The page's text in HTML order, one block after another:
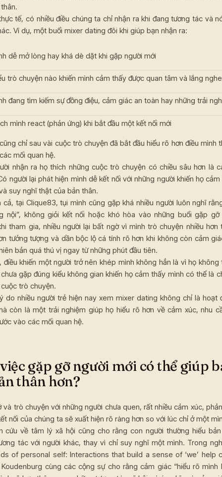
tế, có nhiều điều chúng ta chỉ nhận ra khi đang tương tác và
Ví dụ, một buổi mixer dating đôi khi giúp bạn nhận ra:
dễ mở lòng hay khá dè dặt khi gặp người mới
trò chuyện nào khiến mình cảm thấy được quan tâm và lắng nghe
đang tìm kiếm sự đồng điệu, cảm giác an toàn hay những trải
mình react (phản ứng) khi bắt đầu một kết nối mới
chỉ sau vài cuộc trò chuyện đã bắt đầu hiểu rõ hơn điều mình
mối quan hệ.
nhận ra họ thích những cuộc trò chuyện có chiều sâu hơn là
người lại phát hiện mình dễ kết nối với những người khiến họ
suy nghĩ thật của bản thân.
tại Clique83, tụi mình cũng gặp khá nhiều người luôn nghĩ
nội”, không giỏi kết nối hoặc khó hòa vào những buổi gặp
tham gia, nhiều người lại bất ngờ vì mình trò chuyện nhiều hơn
tưởng tượng và dần bộc lộ cá tính rõ hơn khi không còn cảm
bản quá thú vị ngay từ những phút đầu tiên.
điều khiến một người trở nên khép mình không hẳn là vì họ không
gặp đúng kiểu không gian khiến họ cảm thấy mình có thể là
trò chuyện.
do nhiều người trẻ hiện nay xem mixer dating không chỉ là hoạt
còn là một trải nghiệm giúp họ hiểu rõ hơn về cảm xúc, nhu
vào các mối quan hệ.
gặp gỡ người mới có thể giúp
thân hơn?
và trò chuyện với những người chưa quen, rất nhiều cảm xúc,
nối của chúng ta sẽ xuất hiện rõ ràng hơn so với lúc chỉ ở một
cứu về tâm lý xã hội cũng cho rằng con người thường hiểu
tác với người khác, thay vì chỉ suy nghĩ một mình. Trong
of personal self: Interactions that build a sense of ‘we’ help
cùng các cộng sự cho rằng cảm giác “hiểu rõ mình